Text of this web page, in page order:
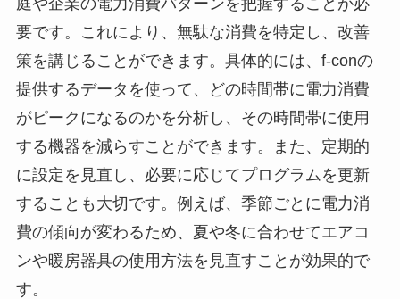
要です。これにより、無駄な消費を特定し、改善
策を講じることができます。具体的には、f-conの
提供するデータを使って、どの時間帯に電力消費
がピークになるのかを分析し、その時間帯に使用
する機器を減らすことができます。また、定期的
に設定を見直し、必要に応じてプログラムを更新
することも大切です。例えば、季節ごとに電力消
費の傾向が変わるため、夏や冬に合わせてエアコ
ンや暖房器具の使用方法を見直すことが効果的で
す。